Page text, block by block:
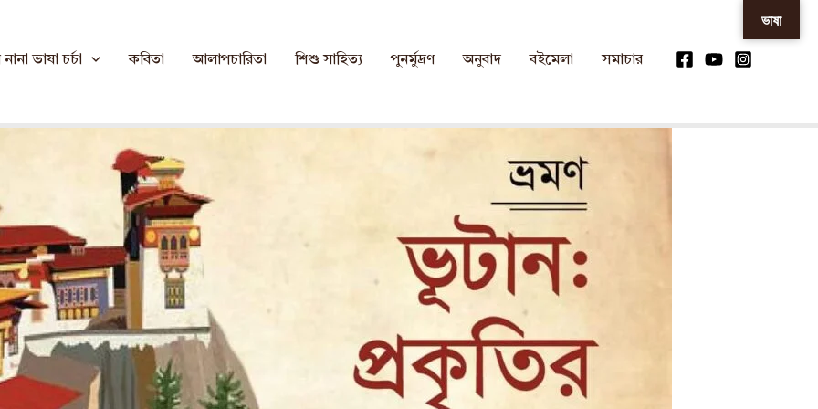
ভাষা চর্চা কবিতা আলাপচারিতা শিশু সাহিত্য পুনর্মুদ্রণ অনুবাদ বইমেলা সমাচার
ভাষা